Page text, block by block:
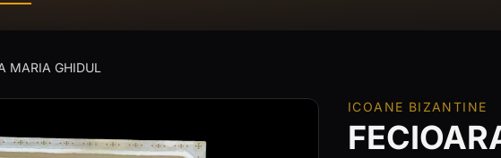
MARIA GHIDUL
ICOANE BIZANTINE